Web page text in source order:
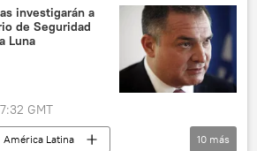
The New York Times
investigarán a
de Seguridad
Luna
GMT
América Latina
10 más